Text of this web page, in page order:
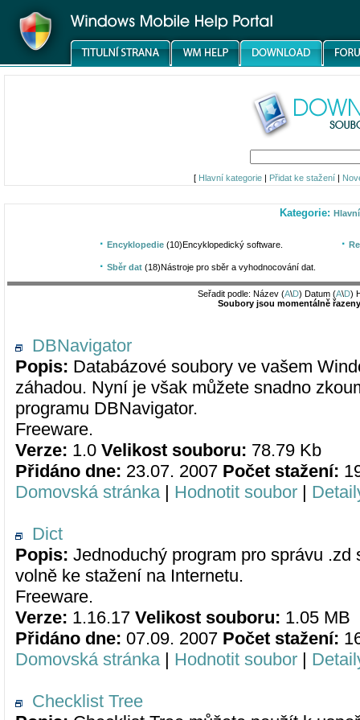
[ Hlavní kategorie| Přidat ke stažení|
Kategorie: Hlavní
· Encyklopedie (10)Encyklopedický software. ·
· Sběr dat (18)Nástroje pro sběr a vyhodnocování dat.
Seřadit podle: Název (A\D) Datum (A\D)
Soubory jsou momentálně
DBNavigator
Popis: Databázové soubory ve vašem
záhadou. Nyní je však můžete snadno
programu DBNavigator.
Freeware.
Verze: 1.0 Velikost souboru: 78.79 Kb
Přidáno dne: 23.07. 2007 Počet stažení:
Domovská stránka| Hodnotit soubor |
Dict
Popis: Jednoduchý program pro správu
volně ke stažení na Internetu.
Freeware.
Verze: 1.16.17 Velikost souboru: 1.05 MB
Přidáno dne: 07.09. 2007 Počet stažení:
Domovská stránka| Hodnotit soubor |
Checklist Tree